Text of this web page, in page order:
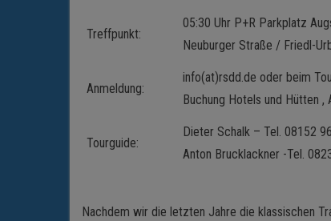
Treffpunkt:
05:30 Uhr P+R Parkplatz
Neuburger Straße / Friedl-
Anmeldung:
info(at)rsdd.de oder beim
Buchung Hotels und Hütten ,
Tourguide:
Dieter Schalk – Tel. 08152
Anton Brucklackner -Tel.
Nachdem wir die letzten Jahre die klassischen